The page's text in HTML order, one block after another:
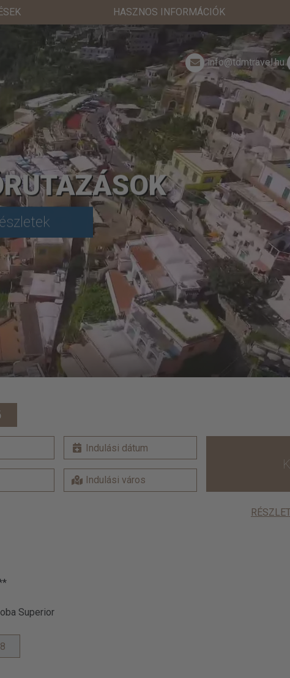
HASZNOS INFORMÁCIÓK
info@tdmtravel.hu
Superior